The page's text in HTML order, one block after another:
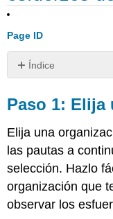
Page ID
Índice
Elija
organización
Paso
2:
Explore
actividad
Paso 1: Elija
Elija una
las pautas a
selección. Hazlo
organización que
observar los